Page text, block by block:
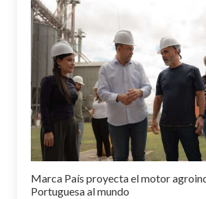
Marca País proyecta el motor
Portuguesa al mundo